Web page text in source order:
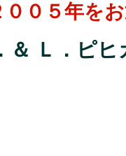
０５年を
＆ Ｌ．ピヒ